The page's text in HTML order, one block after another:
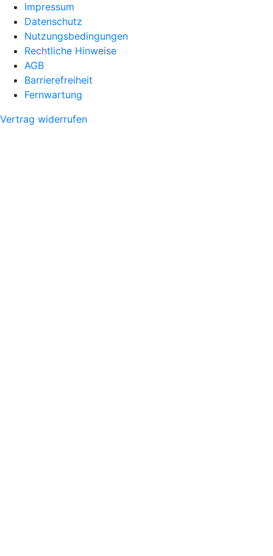
Impressum
Datenschutz
Nutzungsbedingungen
Rechtliche Hinweise
AGB
Barrierefreiheit
Fernwartung
Vertrag widerrufen